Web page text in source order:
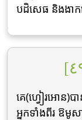
បដិសេធ និងងាក
គេ(ហ្វៀរអោន)
អ្នកទាំងពីរ ឱមូស